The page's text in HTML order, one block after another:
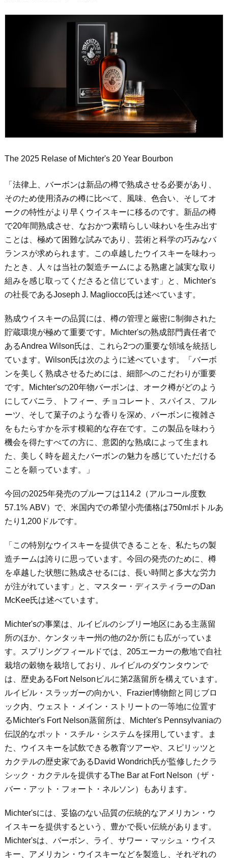
The 2025 Relase of Michter's 20 Year Bourbon
「法律上、バーボンは新品の樽で熟成させる必要があり、
そのため使用済みの樽に比べて、風味、色合い、そしてオ
ークの特性がより早くウイスキーに移るのです。新品の樽
で20年間熟成させ、なおかつ素晴らしい味わいを生み出す
ことは、極めて困難な試みであり、芸術と科学の巧みなバ
ランスが求められます。この卓越したウイスキーを味わっ
たとき、人々は当社の製造チームによる熟慮と誠実な取り
組みを感じ取ってくださると信じています」と、
Michter's
の社長であるJoseph J. Magliocco氏は述べています。
熟成ウイスキーの品質には、樽の管理と厳密に制御された
貯蔵環境が極めて重要です。
Michter'sの熟成部門責任者で
あるAndrea Wilson氏は、これら2つの重要な領域を統括し
ています。 Wilson氏は次のように述べています。「バーボ
ンを美しく熟成させるためには、細部へのこだわりが重要
です。
Michter'sの20年物バーボンは、オーク樽がどのよう
にしてバニラ、トフィー、チョコレート、スパイス、フル
ーツ、そして菓子のような香りを深め、バーボンに複雑さ
をもたらすかを示す模範的な存在です。この製品を味わう
機会を得たすべての方に、意図的な熟成によって生まれ
た、美しく時を超えたバーボンの魅力を感じていただける
ことを願っています。」
今回の2025年発売のプルーフは114.2 （アルコール度数
57.1% ABV）で、米国内での希望小売価格は750ml ボトルあ
たり 1,200ドルです。
「この特別なウイスキーを提供できることを、私たちの製
造チームは誇りに思っています。今回の発売のために、樽
を卓越した状態に熟成させるには、長い時間と多大な労力
が注がれています」と、マスター・ディスティラーのDan
McKee氏は述べています。
Michter'sの事業は、ルイビルのシブリー地区にある主蒸留
所のほか、ケンタッキー州の他の2か所にも広がっていま
す。スプリングフィールドでは、 205エーカーの敷地で自社
栽培の穀物を栽培しており、ルイビルのダウンタウンで
は、歴史ある Fort Nelson ビルに第2蒸留所を構えています。
ルイビル・スラッガーの向かい、
Frazier博物館と同じブロ
ック内、ウェスト・メイン・ストリートの一等地に位置す
る Michter's Fort Nelson蒸留所は、 Michter's Pennsylvaniaの
伝説的なポット・スチル・システムを採用しています。ま
た、ウイスキーを試飲できる教育ツアーや、スピリッツと
カクテルの歴史家である David Wondrich氏が監修したクラ
シック・カクテルを提供するThe Bar at Fort Nelson （ザ・
バー・アット・フォート・ネルソン）もあります。
Michter'sには、妥協のない品質の伝統的なアメリカン・ウ
イスキーを提供するという、豊かで長い伝統があります。
Michter'sは、バーボン、ライ、サワー・マッシュ・ウイス
キー、アメリカン・ウイスキーなどを製造し、それぞれの